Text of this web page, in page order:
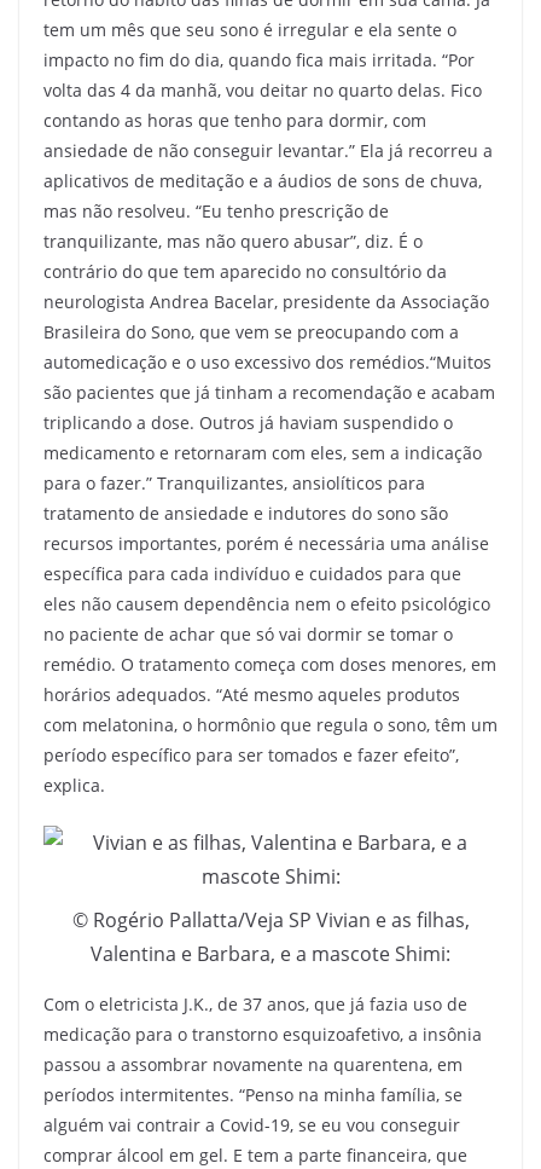
tem um mês que seu sono é irregular e ela sente o
impacto no fim do dia, quando fica mais irritada. “Por
volta das 4 da manhã, vou deitar no quarto delas. Fico
contando as horas que tenho para dormir, com
ansiedade de não conseguir levantar.” Ela já recorreu a
aplicativos de meditação e a áudios de sons de chuva,
mas não resolveu. “Eu tenho prescrição de
tranquilizante, mas não quero abusar”, diz. É o
contrário do que tem aparecido no consultório da
neurologista Andrea Bacelar, presidente da Associação
Brasileira do Sono, que vem se preocupando com a
automedicação e o uso excessivo dos remédios.“Muitos
são pacientes que já tinham a recomendação e acabam
triplicando a dose. Outros já haviam suspendido o
medicamento e retornaram com eles, sem a indicação
para o fazer.” Tranquilizantes, ansiolíticos para
tratamento de ansiedade e indutores do sono são
recursos importantes, porém é necessária uma análise
específica para cada indivíduo e cuidados para que
eles não causem dependência nem o efeito psicológico
no paciente de achar que só vai dormir se tomar o
remédio. O tratamento começa com doses menores, em
horários adequados. “Até mesmo aqueles produtos
com melatonina, o hormônio que regula o sono, têm um
período específico para ser tomados e fazer efeito”,
explica.
© Rogério Pallatta/Veja SP Vivian e as filhas,
Valentina e Barbara, e a mascote Shimi:
Com o eletricista J.K., de 37 anos, que já fazia uso de
medicação para o transtorno esquizoafetivo, a insônia
passou a assombrar novamente na quarentena, em
períodos intermitentes. “Penso na minha família, se
alguém vai contrair a Covid-19, se eu vou conseguir
comprar álcool em gel. E tem a parte financeira, que